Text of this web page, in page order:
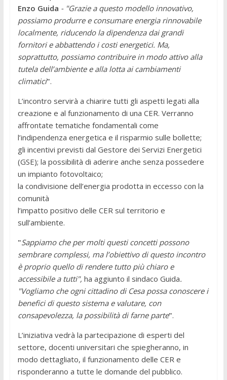
Enzo Guida - "Grazie a questo modello innovativo,
possiamo produrre e consumare energia rinnovabile
localmente, riducendo la dipendenza dai grandi
fornitori e abbattendo i costi energetici. Ma,
soprattutto, possiamo contribuire in modo attivo alla
tutela dell’ambiente e alla lotta ai cambiamenti
climatici".
L’incontro servirà a chiarire tutti gli aspetti legati alla
creazione e al funzionamento di una CER. Verranno
affrontate tematiche fondamentali come
l’indipendenza energetica e il risparmio sulle bollette;
gli incentivi previsti dal Gestore dei Servizi Energetici
(GSE); la possibilità di aderire anche senza possedere
un impianto fotovoltaico;
la condivisione dell’energia prodotta in eccesso con la
comunità
l’impatto positivo delle CER sul territorio e
sull’ambiente.
"Sappiamo che per molti questi concetti possono
sembrare complessi, ma l’obiettivo di questo incontro
è proprio quello di rendere tutto più chiaro e
accessibile a tutti", ha aggiunto il sindaco Guida.
"Vogliamo che ogni cittadino di Cesa possa conoscere i
benefici di questo sistema e valutare, con
consapevolezza, la possibilità di farne parte".
L’iniziativa vedrà la partecipazione di esperti del
settore, docenti universitari che spiegheranno, in
modo dettagliato, il funzionamento delle CER e
risponderanno a tutte le domande del pubblico.